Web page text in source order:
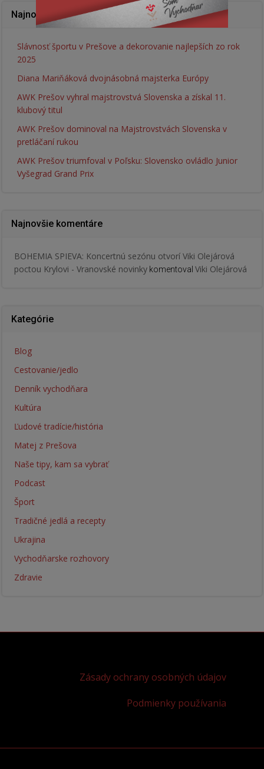
Najnovšie články
Slávnosť športu v Prešove a dekorovanie najlepších zo rok
2025
Diana Mariňáková dvojnásobná majsterka Európy
AWK Prešov vyhral majstrovstvá Slovenska a získal 11.
klubový titul
AWK Prešov dominoval na Majstrovstvách Slovenska v
pretláčaní rukou
AWK Prešov triumfoval v Poľsku: Slovensko ovládlo Junior
Vyšegrad Grand Prix
Najnovšie komentáre
BOHEMIA SPIEVA: Koncertnú sezónu otvorí Viki Olejárová
poctou Krylovi - Vranovské novinky komentoval Viki Olejárová
Kategórie
Blog
Cestovanie/jedlo
Denník vychodňara
Kultúra
Ľudové tradície/história
Matej z Prešova
Naše tipy, kam sa vybrať
Podcast
Šport
Tradičné jedlá a recepty
Ukrajina
Vychodňarske rozhovory
Zdravie
Zásady ochrany osobných údajov
Podmienky používania